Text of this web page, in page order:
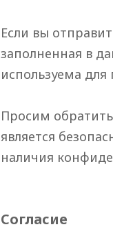
Если вы
заполненная в
используема
Просим
является
наличия
Согласие